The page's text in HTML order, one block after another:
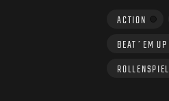
ACTION
BEAT´EM UP
ROLLENSPIEL